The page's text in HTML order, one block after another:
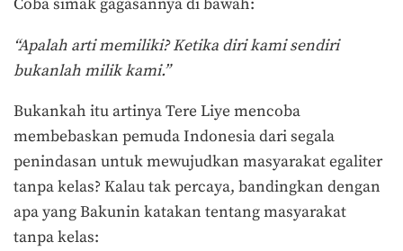
Coba simak gagasannya di bawah:
“Apalah arti memiliki? Ketika diri kami sendiri
bukanlah milik kami.”
Bukankah itu artinya Tere Liye mencoba
membebaskan pemuda Indonesia dari segala
penindasan untuk mewujudkan masyarakat egaliter
tanpa kelas? Kalau tak percaya, bandingkan dengan
apa yang Bakunin katakan tentang masyarakat
tanpa kelas: